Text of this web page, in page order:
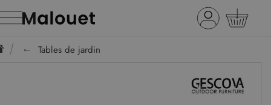
Tables de jardin